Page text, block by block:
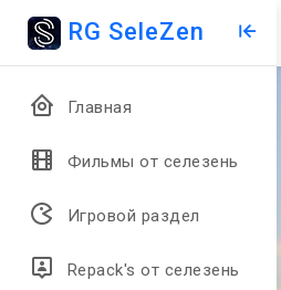
RG SeleZen
Главная
Фильмы от селезень
Игровой раздел
Repack's от селезень